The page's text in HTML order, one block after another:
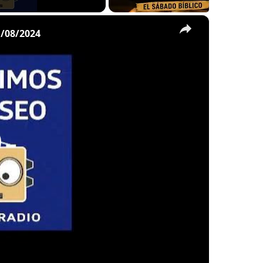
×
08/2024